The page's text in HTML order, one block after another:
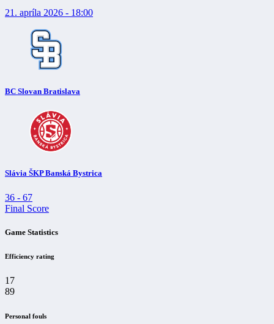
21. apríla 2026 - 18:00
BC Slovan Bratislava
Slávia ŠKP Banská Bystrica
36 - 67
Final Score
Game Statistics
Efficiency rating
17
89
Personal fouls